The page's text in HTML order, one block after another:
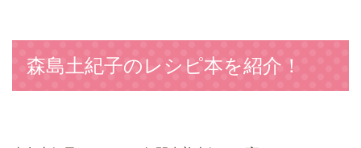
森島土紀子のレシピ本を紹介！